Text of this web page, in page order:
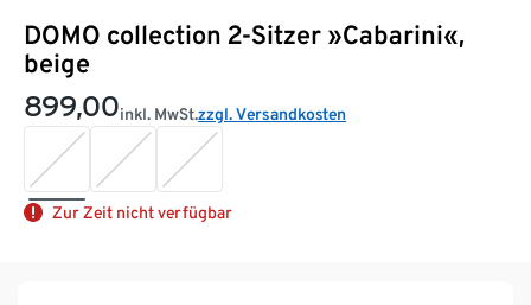
DOMO collection 2-Sitzer »Cabarini«,
beige
899,00inkl. MwSt.zzgl. Versandkosten
Zur Zeit nicht verfügbar